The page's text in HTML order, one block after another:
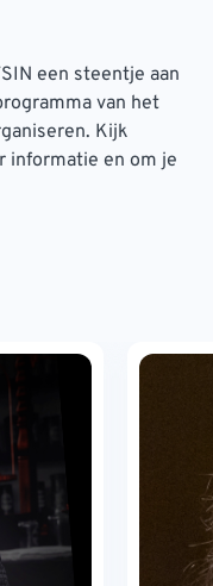
een steentje aan
van het
Kijk
informatie en om je